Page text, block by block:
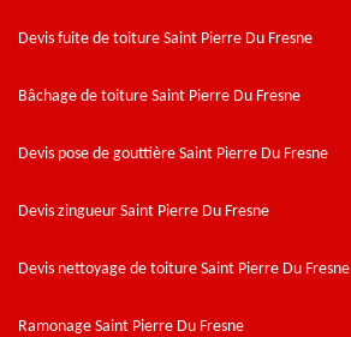
Devis fuite de toiture Saint Pierre Du Fresne
Bâchage de toiture Saint Pierre Du Fresne
Devis pose de gouttière Saint Pierre Du Fresne
Devis zingueur Saint Pierre Du Fresne
Devis nettoyage de toiture Saint Pierre Du Fresne
Ramonage Saint Pierre Du Fresne